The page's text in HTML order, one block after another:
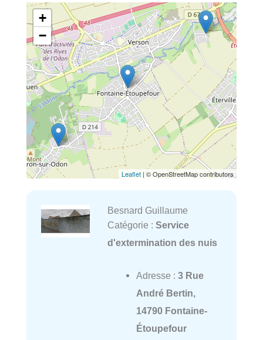
+
−
Leaflet | © OpenStreetMap contributors
Besnard Guillaume
Catégorie : Service
d'extermination des nuis
Adresse : 3 Rue
André Bertin,
14790 Fontaine-
Étoupefour